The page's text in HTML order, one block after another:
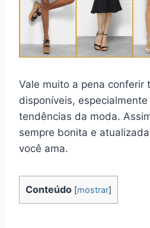
Vale muito a pena conferir
disponíveis,
tendências da moda.
sempre bonita e
você ama.
Conteúdo [mostrar]